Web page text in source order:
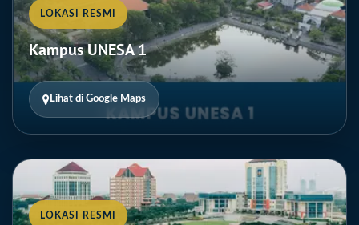
LOKASI RESMI
Kampus UNESA 1
Lihat di Google Maps
LOKASI RESMI